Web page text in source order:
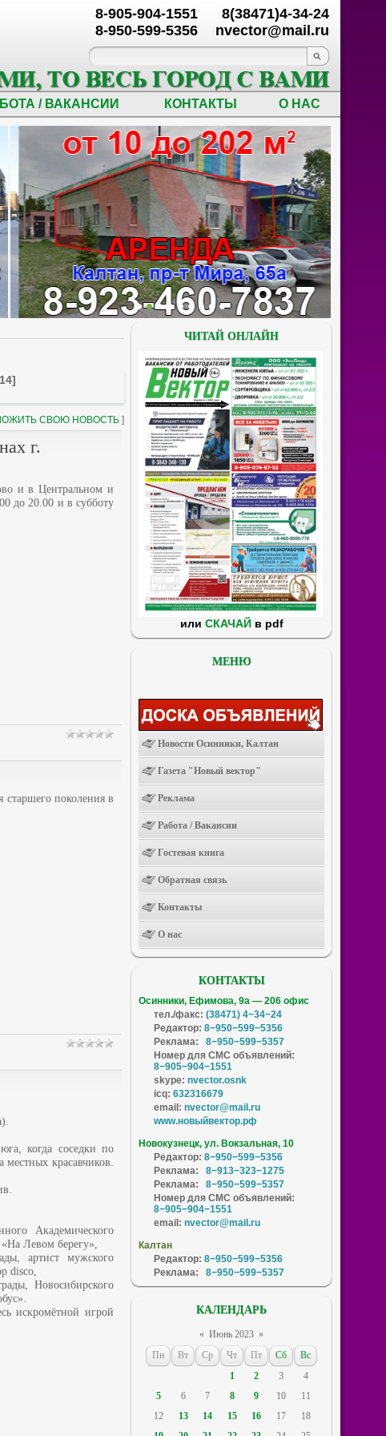
8(38471)4-34-24
nvector@mail.ru
8-905-904-1551
8-950-599-5356
/ ВАКАНСИИ КОНТАКТЫ О НАС
СВОЮ НОВОСТЬ ]
г.
и в Центральном и
до 20.00 и в субботу
поколения в
когда соседки по
красавчиков.
Академического
«На Левом берегу»,
артист мужского
disco,
Новосибирского
искромётной игрой
ЧИТАЙ ОНЛАЙН
или СКАЧАЙв pdf
МЕНЮ
Новости Осинники, Калтан
Газета "Новый вектор"
Реклама
Работа / Вакансии
Гостевая книга
Обратная связь
Контакты
О нас
КОНТАКТЫ
Осинники, Ефимова, 9а — 206 офис
тел./факс: (38471) 4−34−24
Редактор: 8−950−599−5356
Реклама:
8−950−599−5357
Номер для СМС объявлений:
8−905−904−1551
skype: nvector.osnk
icq: 632316679
email: nvector@mail.ru
www.новыйвектор.рф
Новокузнецк, ул. Вокзальная, 10
Редактор: 8−950−599−5356
Реклама:
8−913−323−1275
Реклама:
8−950−599−5357
Номер для СМС объявлений:
8−905−904−1551
email: nvector@mail.ru
Калтан
Редактор: 8−950−599−5356
Реклама:
8−950−599−5357
КАЛЕНДАРЬ
« Июнь 2023 »
Пн
Вт Ср Чт Пт Сб
Вс
1
2 3
4
5
6 7 8 9 10
11
12
13 14 15 16 17
18